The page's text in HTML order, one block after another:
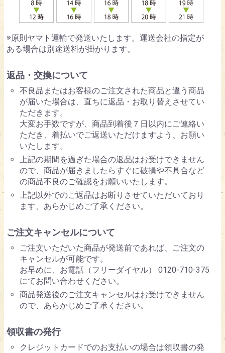
※原則ヤマト運輸で発送いたします。運送会社の指定が
ある場合は別途送料が掛かります。
返品・交換について
不良品またはお客様のご注文された商品と違う商品
が届いた場合は、直ちに返品・お取り替えさせてい
ただきます。
大変お手数ですが、商品到着後７日以内にご連絡い
ただき、着払いでご返送いただけますよう、お願い
いたします。
上記の期間を過ぎた場合の返品はお受けできません
ので、商品が届きましたらすぐに破損や不具合など
の商品不良のご確認をお願いいたします。
上記以外でのご返品はお断りさせていただいており
ます、あらかじめご了承ください。
ご注文キャンセルについて
ご注文いただいた商品が発送前であれば、ご注文の
キャンセルが可能です。
お早めに、お電話（フリーダイヤル） 0120-710-375
にてお問い合わせください。
商品発送後のご注文キャンセルはお受けできません
ので、あらかじめご了承ください。
領収書の発行
クレジットカードでのお支払いの場合は領収書の発